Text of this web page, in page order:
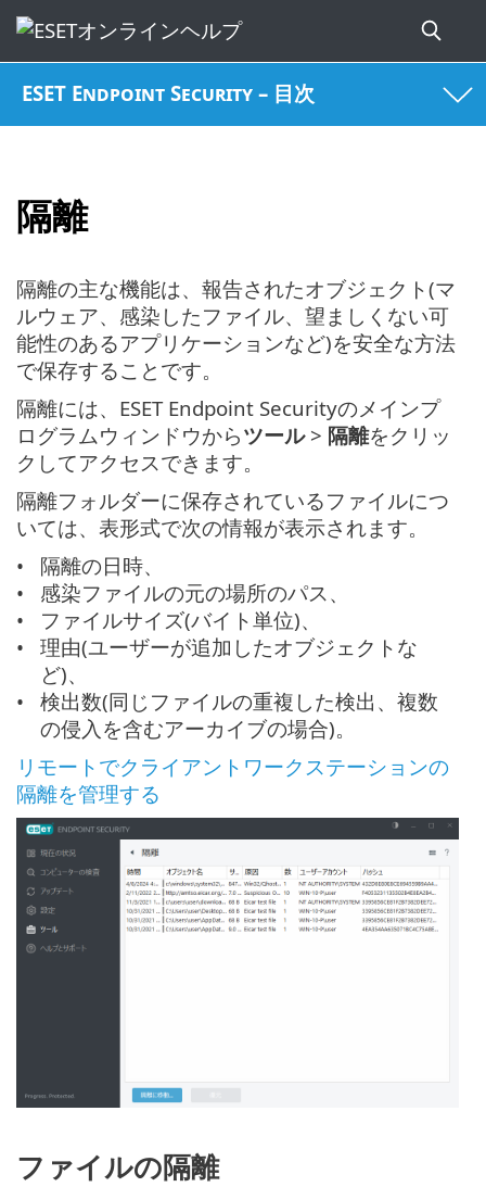
ESET Endpoint Security – 目次
隔離
隔離の主な機能は、報告されたオブジェクト(マ
ルウェア、感染したファイル、望ましくない可
能性のあるアプリケーションなど)を安全な方法
で保存することです。
隔離には、ESET Endpoint Securityのメインプ
ログラムウィンドウからツール> 隔離をクリッ
クしてアクセスできます。
隔離フォルダーに保存されているファイルにつ
いては、表形式で次の情報が表示されます。
隔離の日時、
感染ファイルの元の場所のパス、
ファイルサイズ(バイト単位)、
理由(ユーザーが追加したオブジェクトな
ど)、
検出数(同じファイルの重複した検出、複数
の侵入を含むアーカイブの場合)。
リモートでクライアントワークステーションの
隔離を管理する
ファイルの隔離